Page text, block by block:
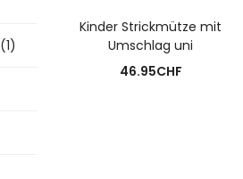
Kinder Strickmütze mit
Umschlag uni
46.95CHF
(1)